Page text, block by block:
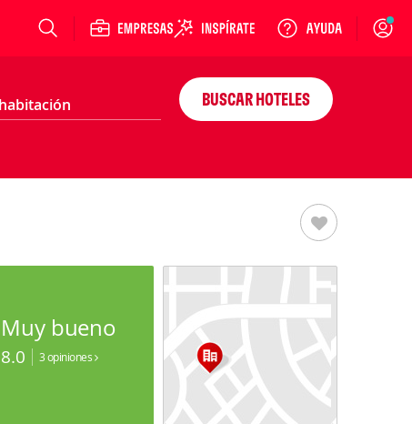
Login
BUSCAR HOTELES
Muy bueno
8.0 3 opiniones